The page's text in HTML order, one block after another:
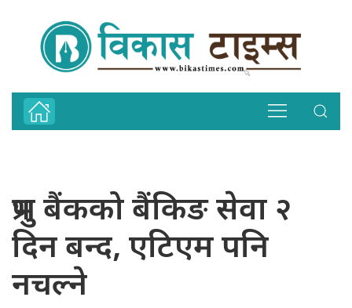
प्रभु बैंकको बैंकिङ सेवा २
दिन बन्द, एटिएम पनि
नचल्ने